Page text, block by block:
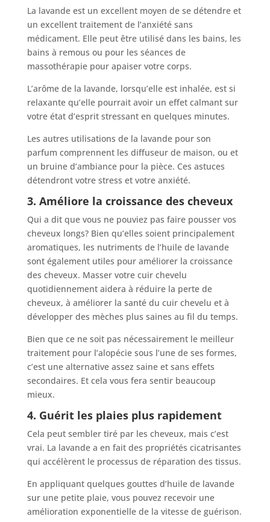
La lavande est un excellent moyen de se détendre et
un excellent traitement de l’anxiété sans
médicament. Elle peut être utilisé dans les bains, les
bains à remous ou pour les séances de
massothérapie pour apaiser votre corps.
L’arôme de la lavande, lorsqu’elle est inhalée, est si
relaxante qu’elle pourrait avoir un effet calmant sur
votre état d’esprit stressant en quelques minutes.
Les autres utilisations de la lavande pour son
parfum comprennent les diffuseur de maison, ou et
un bruine d’ambiance pour la pièce. Ces astuces
détendront votre stress et votre anxiété.
3. Améliore la croissance des cheveux
Qui a dit que vous ne pouviez pas faire pousser vos
cheveux longs? Bien qu’elles soient principalement
aromatiques, les nutriments de l’huile de lavande
sont également utiles pour améliorer la croissance
des cheveux. Masser votre cuir chevelu
quotidiennement aidera à réduire la perte de
cheveux, à améliorer la santé du cuir chevelu et à
développer des mèches plus saines au fil du temps.
Bien que ce ne soit pas nécessairement le meilleur
traitement pour l’alopécie sous l’une de ses formes,
c’est une alternative assez saine et sans effets
secondaires. Et cela vous fera sentir beaucoup
mieux.
4. Guérit les plaies plus rapidement
Cela peut sembler tiré par les cheveux, mais c’est
vrai. La lavande a en fait des propriétés cicatrisantes
qui accélèrent le processus de réparation des tissus.
En appliquant quelques gouttes d’huile de lavande
sur une petite plaie, vous pouvez recevoir une
amélioration exponentielle de la vitesse de guérison.